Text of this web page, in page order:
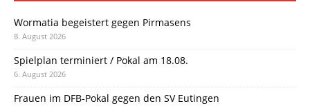
Wormatia begeistert gegen Pirmasens
8. August 2026
Spielplan terminiert / Pokal am 18.08.
6. August 2026
Frauen im DFB-Pokal gegen den SV Eutingen